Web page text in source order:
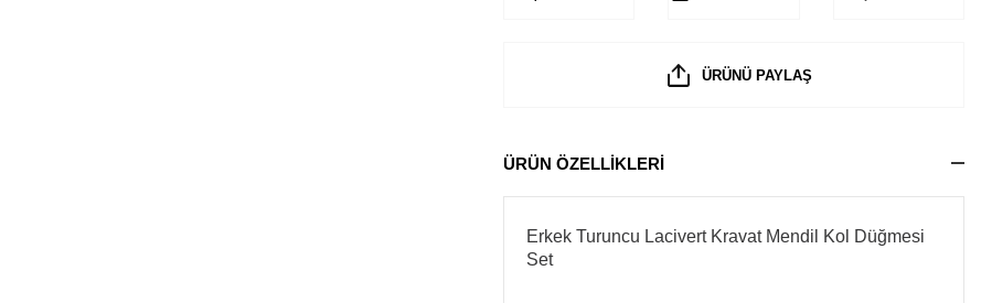
ÜRÜNÜ PAYLAŞ
ÜRÜN ÖZELLİKLERİ
Erkek Turuncu Lacivert Kravat Mendil Kol Düğmesi
Set